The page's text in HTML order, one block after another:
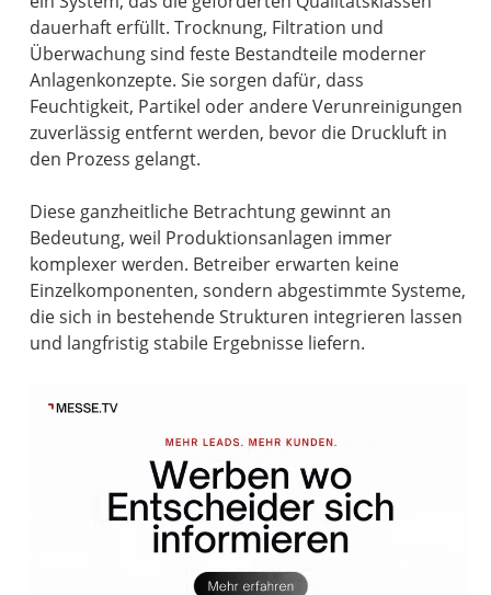
dauerhaft erfüllt. Trocknung, Filtration und
Überwachung sind feste Bestandteile moderner
Anlagenkonzepte. Sie sorgen dafür, dass
Feuchtigkeit, Partikel oder andere Verunreinigungen
zuverlässig entfernt werden, bevor die Druckluft in
den Prozess gelangt.
Diese ganzheitliche Betrachtung gewinnt an
Bedeutung, weil Produktionsanlagen immer
komplexer werden. Betreiber erwarten keine
Einzelkomponenten, sondern abgestimmte Systeme,
die sich in bestehende Strukturen integrieren lassen
und langfristig stabile Ergebnisse liefern.